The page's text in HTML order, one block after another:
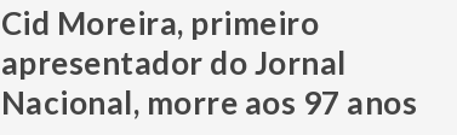
Cid Moreira, primeiro
apresentador do Jornal
Nacional, morre aos 97 anos